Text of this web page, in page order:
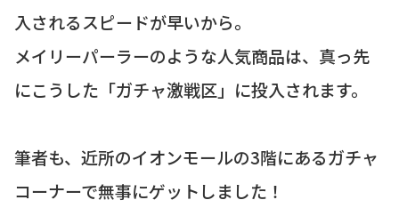
入されるスピードが早いから。
メイリーパーラーのような人気商品は、真っ先
にこうした「ガチャ激戦区」に投入されます。
筆者も、近所のイオンモールの3階にあるガチャ
コーナーで無事にゲットしました！